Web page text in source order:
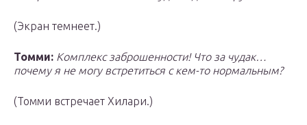
(Экран темнеет.)
Томми: Комплекс заброшенности! Что за чудак…
почему я не могу встретиться с кем-то нормальным?
(Томми встречает Хилари.)